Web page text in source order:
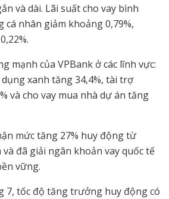
và dài. Lãi suất cho vay bình
cá nhân giảm khoảng 0,79%,
mạnh của VPBank ở các lĩnh vực:
xanh tăng 34,4%, tài trợ
và cho vay mua nhà dự án tăng
mức tăng 27% huy động từ
đã giải ngân khoản vay quốc tế
vững.
7, tốc độ tăng trưởng huy động có